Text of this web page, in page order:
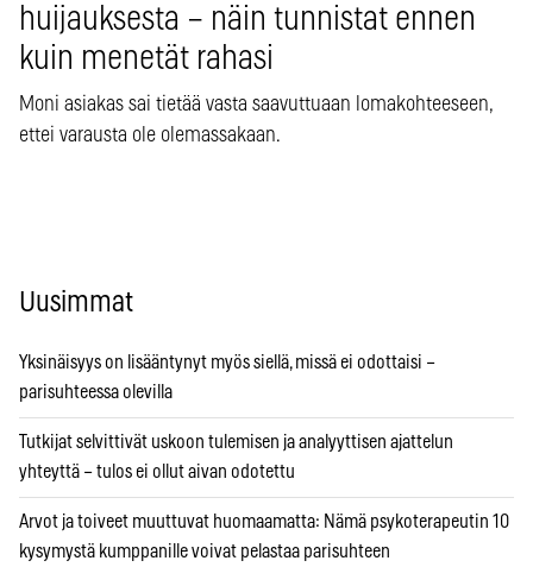
huijauksesta – näin tunnistat ennen
kuin menetät rahasi
Moni asiakas sai tietää vasta saavuttuaan lomakohteeseen,
ettei varausta ole olemassakaan.
Uusimmat
Yksinäisyys on lisääntynyt myös siellä, missä ei odottaisi –
parisuhteessa olevilla
Tutkijat selvittivät uskoon tulemisen ja analyyttisen ajattelun
yhteyttä – tulos ei ollut aivan odotettu
Arvot ja toiveet muuttuvat huomaamatta: Nämä psykoterapeutin 10
kysymystä kumppanille voivat pelastaa parisuhteen